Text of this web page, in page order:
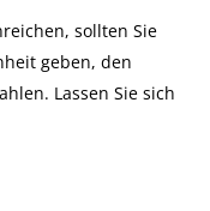
sollten Sie
geben, den
Lassen Sie sich